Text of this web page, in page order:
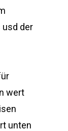
usd der
wert
unten